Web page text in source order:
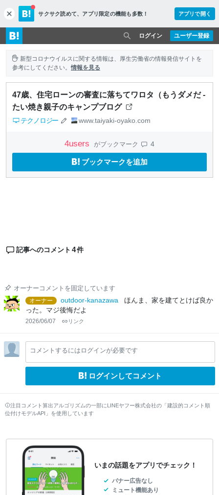
c
l
o
s
e
サクサク読めて、 アプリ限定の機能も多数！ アプリで開く
ユーザー登録
ログイン
新型コロナウイルスに関する情報は、厚生労働省の情報発信サイトを
参考にしてください。情報を見る
47歳、住宅ローンの審査に落ちてワロタ（もうダメだ -
たい焼き親子のキャンプブログ
テクノロジー www.taiyaki-oyako.com
4users がブックマーク 4
ブックマークを追加
記事へのコメント 4件
オーナーコメントを固定しています
オーナー
outdoor-kanazawa
ほんま、家を建てとけば良か
った。マジ後悔だよ
2026/06/07 リンク
コメントするにはログインが必要です
ログインしてコメント
注目コメント算出アルゴリズムの一部にLINEヤフー株式会社の「建設的コメント順
位付けモデルAPI」を使用しています
いまの話題をアプリでチェック！
バナー広告なし
ミュート機能あり